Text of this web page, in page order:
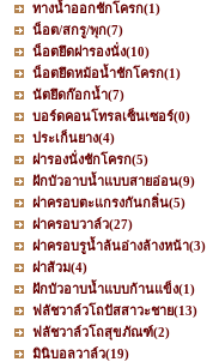
ทางน้ำออกชักโครก(1)
น็อต/สกรู/พุก(7)
น็อตยึดฝารองนั่ง(10)
น็อตยึดหม้อน้ำชักโครก(1)
นัตยึดก๊อกน้ำ(7)
บอร์ดคอนโทรลเซ็นเซอร์(0)
ประเก็นยาง(4)
ฝารองนั่งชักโครก(5)
ฝักบัวอาบน้ำแบบสายอ่อน(9)
ฝาครอบตะแกรงกันกลิ่น(5)
ฝาครอบวาล์ว(27)
ฝาครอบรูน้ำล้นอ่างล้างหน้า(3)
ฝาส้วม(4)
ฝักบัวอาบน้ำแบบก้านแข็ง(1)
ฟลัชวาล์วโถปัสสาวะชาย(13)
ฟลัชวาล์วโถสุขภัณฑ์(2)
มินิบอลวาล์ว(19)